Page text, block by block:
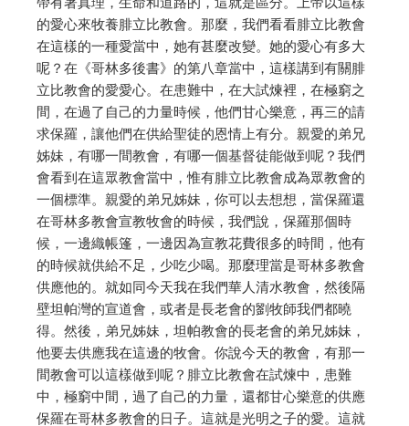
的愛心來牧養腓立比教會。那麼，我們看看腓立比教會
在這樣的一種愛當中，她有甚麼改變。她的愛心有多大
呢？在《哥林多後書》的第八章當中，這樣講到有關腓
立比教會的愛愛心。在患難中，在大試煉裡，在極窮之
間，在過了自己的力量時候，他們甘心樂意，再三的請
求保羅，讓他們在供給聖徒的恩情上有分。親愛的弟兄
姊妹，有哪一間教會，有哪一個基督徒能做到呢？我們
會看到在這眾教會當中，惟有腓立比教會成為眾教會的
一個標準。親愛的弟兄姊妹，你可以去想想，當保羅還
在哥林多教會宣教牧會的時候，我們說，保羅那個時
候，一邊織帳篷，一邊因為宣教花費很多的時間，他有
的時候就供給不足，少吃少喝。那麼理當是哥林多教會
供應他的。就如同今天我在我們華人清水教會，然後隔
壁坦帕灣的宣道會，或者是長老會的劉牧師我們都曉
得。然後，弟兄姊妹，坦帕教會的長老會的弟兄姊妹，
他要去供應我在這邊的牧會。你說今天的教會，有那一
間教會可以這樣做到呢？腓立比教會在試煉中，患難
中，極窮中間，過了自己的力量，還都甘心樂意的供應
保羅在哥林多教會的日子。這就是光明之子的愛。這就